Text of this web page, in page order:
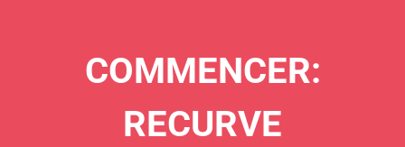
COMMENCER:
RECURVE